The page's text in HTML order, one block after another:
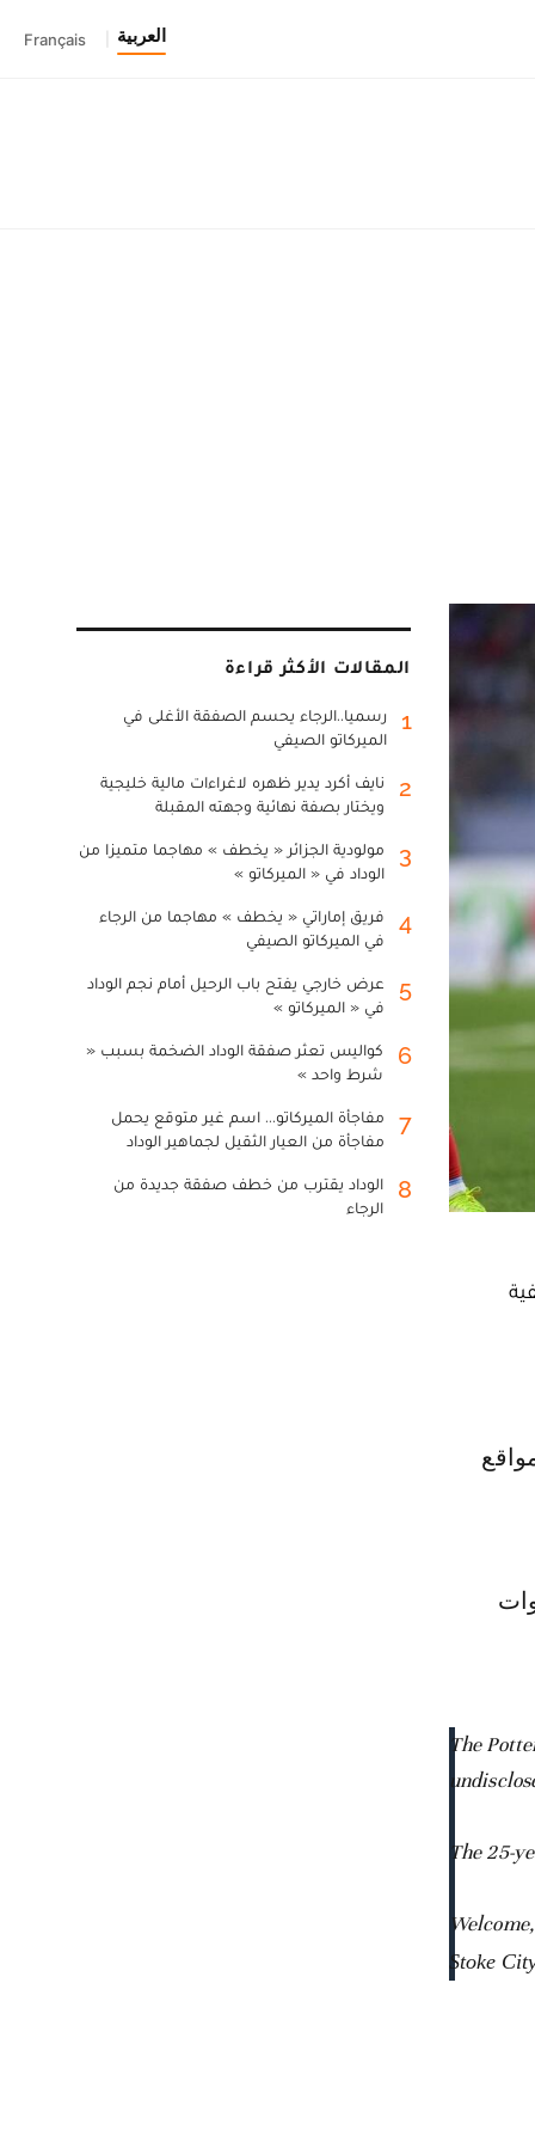
العربية Français
The
The 25-
المقالات الأكثر قراءة
1
رسميا..الرجاء يحسم الصفقة الأغلى في
الميركاتو الصيفي
2
نايف أكرد يدير ظهره لاغراءات مالية خليجية
ويختار بصفة نهائية وجهته المقبلة
3
مولودية الجزائر « يخطف » مهاجما متميزا من
الوداد في « الميركاتو »
4
فريق إماراتي « يخطف » مهاجما من الرجاء
في الميركاتو الصيفي
5
عرض خارجي يفتح باب الرحيل أمام نجم الوداد
في « الميركاتو »
6
كواليس تعثر صفقة الوداد الضخمة بسبب «
شرط واحد »
7
مفاجأة الميركاتو... اسم غير متوقع يحمل
مفاجأة من العيار الثقيل لجماهير الوداد
8
الوداد يقترب من خطف صفقة جديدة من
الرجاء